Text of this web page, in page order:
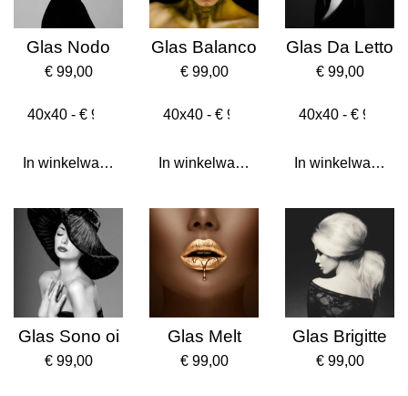
Glas Nodo
€ 99,00
In winkelwagen
Glas Balanco
€ 99,00
In winkelwagen
Glas Da Letto
€ 99,00
In winkelwagen
Glas Sono oi
€ 99,00
Glas Melt
€ 99,00
Glas Brigitte
€ 99,00